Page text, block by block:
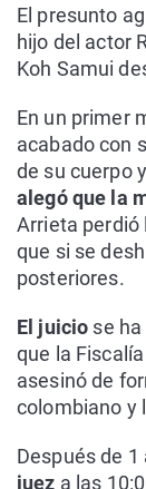
El presunto
hijo del actor
Koh Samui
En un primer
acabado con
de su cuerpo
alegó que la
Arrieta perdió
que si se
posteriores.
El juicio se
que la
asesinó de
colombiano y
Después de 1
juez a las